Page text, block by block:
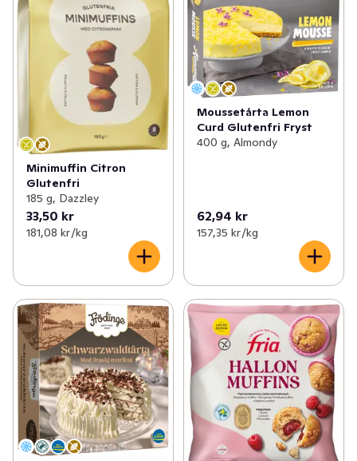
Minimuffin Citron
Glutenfri
185 g, Dazzley
33,50 kr
181,08 kr /kg
Moussetårta Lemon
Curd Glutenfri Fryst
400 g, Almondy
62,94 kr
157,35 kr /kg